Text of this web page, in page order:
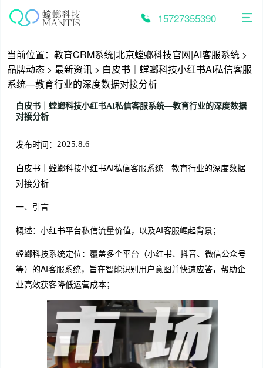
15727355390
当前位置： 教育CRM系统|北京螳螂科技官网|AI客服系统 >
品牌动态 > 最新资讯 > 白皮书｜螳螂科技小红书AI私信客服
系统—教育行业的深度数据对接分析
白皮书｜螳螂科技小红书AI私信客服系统—教育行业的深度数据
对接分析
发布时间： 2025.8.6
白皮书｜螳螂科技小红书AI私信客服系统—教育行业的深度数据
对接分析
一、引言
概述：小红书平台私信流量价值，以及AI客服崛起背景；
螳螂科技系统定位：覆盖多个平台（小红书、抖音、微信公众号
等）的AI客服系统，旨在智能识别用户意图并快速应答，帮助企
业高效获客降低运营成本；